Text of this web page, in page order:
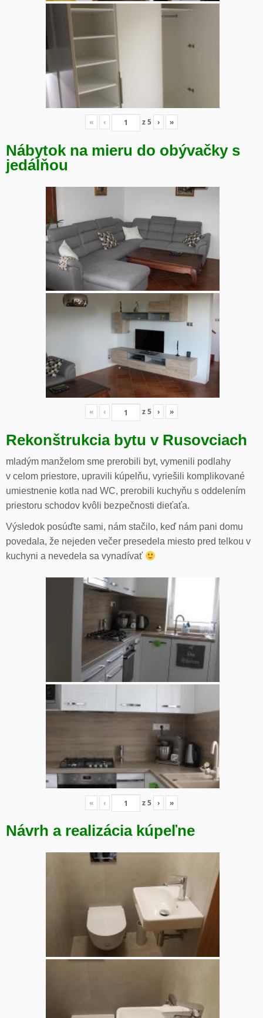
« ‹ z5 › »
Nábytok na mieru do obývačky s
jedálňou
« ‹ z5 › »
Rekonštrukcia bytu v Rusovciach
mladým manželom sme prerobili byt, vymenili podlahy
v celom priestore, upravili kúpelňu, vyriešili komplikované
umiestnenie kotla nad WC, prerobili kuchyňu s oddelením
priestoru schodov kvôli bezpečnosti dieťaťa.
Výsledok posúďte sami, nám stačilo, keď nám pani domu
povedala, že nejeden večer presedela miesto pred telkou v
kuchyni a nevedela sa vynadívať
« ‹ z5 › »
Návrh a realizácia kúpeľne